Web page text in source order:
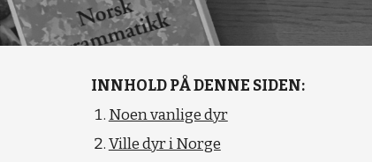
INNHOLD PÅ DENNE SIDEN:
Noen vanlige dyr
Ville dyr i Norge